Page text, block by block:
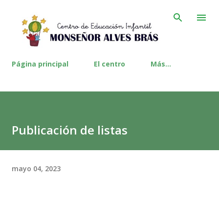
Página principal El centro Más…
Publicación de listas
mayo 04, 2023